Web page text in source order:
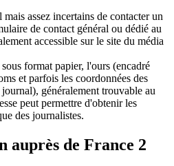
assez incertains de contacter un
de contact général ou dédié au
accessible sur le site du média
format papier, l'ours (encadré
et parfois les coordonnées des
généralement trouvable au
peut permettre d'obtenir les
des journalistes.
auprès de France 2